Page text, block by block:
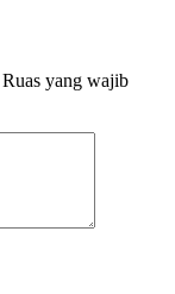
Ruas yang wajib